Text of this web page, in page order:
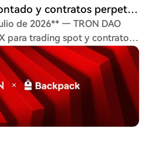
de TRX en Bitnomial y se
del ecosistema, que
y staking a través de
de futuros de TRX
de productos de activos
mil millones en USDT en
a integrar los activos
financieros tradicionales.
de Bitnomial, resaltó que el
cumple un hito clave para
sigue a
al contado de TRX en
institucional del
El listado de TRX al contado y contratos perpetuos se lanza en Backpack, ampliando el acceso al Ecosistema TRON
de 2026** — TRON DAO
para trading spot y contratos
Esta medida amplía
de la red TRON, uno de los
La listado
Backpack en jurisdicciones
a través de mercados spot y
regulada, que ha procesado
volumen acumulado. Sam